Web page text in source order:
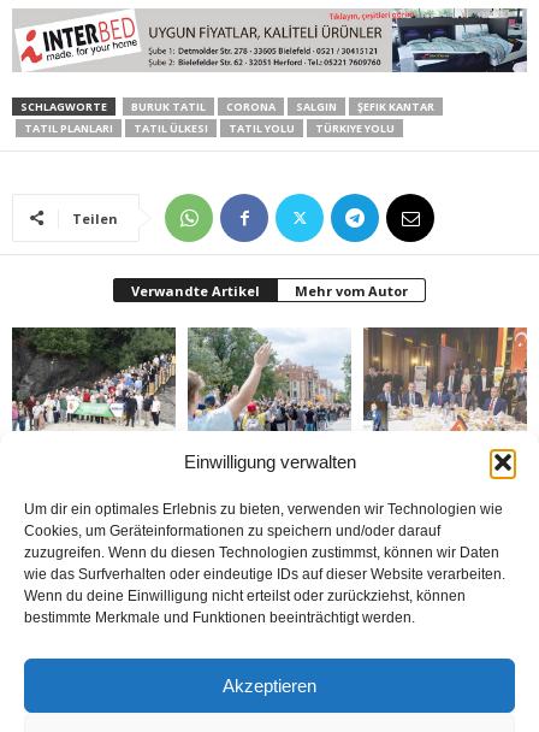
Einwilligung verwalten
Um dir ein optimales Erlebnis zu bieten, verwenden wir Technologien wie
Cookies, um Geräteinformationen zu speichern und/oder darauf
zuzugreifen. Wenn du diesen Technologien zustimmst, können wir Daten
wie das Surfverhalten oder eindeutige IDs auf dieser Website verarbeiten.
Wenn du deine Einwilligung nicht erteilst oder zurückziehst, können
bestimmte Merkmale und Funktionen beeinträchtigt werden.
Akzeptieren
SCHLAGWORTE BURUK TATIL CORONA SALGIN
ŞEFIK KANTAR
TATIL PLANLARI
TATIL ÜLKESI TATIL YOLU TÜRKIYE YOLU
Teilen
Verwandte Artikel Mehr vom Autor
Brandmauer adé: Die
AfD und das Versagen
MÜSİAD Genel Başkanı
buluşturduğu bir
noktada birleşti“
BİZİ BU ÇOCUKLAR
DÜNYA KUPASINA
TAŞIDI